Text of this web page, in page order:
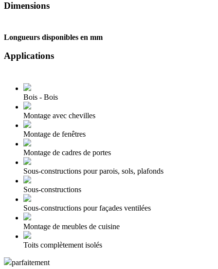
Dimensions
Longueurs disponibles en mm
Applications
Bois - Bois
Montage avec chevilles
Montage de fenêtres
Montage de cadres de portes
Sous-constructions pour parois, sols, plafonds
Sous-constructions
Sous-constructions pour façades ventilées
Montage de meubles de cuisine
Toits complètement isolés
parfaitement